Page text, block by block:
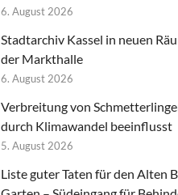
6. August 2026
Stadtarchiv Kassel in neuen
der Markthalle
6. August 2026
Verbreitung von
durch Klimawandel beeinflusst
5. August 2026
Liste guter Taten für den Alten